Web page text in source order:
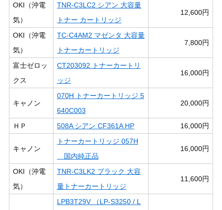
OKI（沖電
気）
TNR-C3LC2 シアン 大容量
トナー カートリッジ
12,600円
OKI（沖電
気）
TC-C4AM2 マゼンタ 大容量
トナーカートリッジ
7,800円
富士ゼロッ
クス
CT203092 トナーカートリ
ッジ
16,000円
キャノン
070H トナーカートリッジ 5
640C003
20,000円
ＨＰ 508A シアン CF361A HP 16,000円
キャノン
トナーカートリッジ 057H
国内純正品
16,000円
OKI（沖電
気）
TNR-C3LK2 ブラック 大容
量トナーカートリッジ
11,600円
LPB3T29V （LP-S3250 / L